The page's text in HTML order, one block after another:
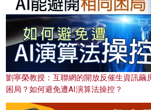
劉寧榮教授：互聯網的開放反催生資訊繭
困局？如何避免遭AI演算法操控？